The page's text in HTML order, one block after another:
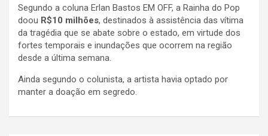
Segundo a coluna Erlan Bastos EM OFF, a Rainha do Pop
doou R$10 milhões, destinados à assistência das vítima
da tragédia que se abate sobre o estado, em virtude dos
fortes temporais e inundações que ocorrem na região
desde a última semana.
Ainda segundo o colunista, a artista havia optado por
manter a doação em segredo.